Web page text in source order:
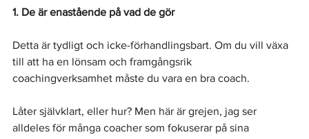
1. De är enastående på vad de gör
Detta är tydligt och icke-förhandlingsbart. Om du vill växa
till att ha en lönsam och framgångsrik
coachingverksamhet måste du vara en bra coach.
Låter självklart, eller hur? Men här är grejen, jag ser
alldeles för många coacher som fokuserar på sina